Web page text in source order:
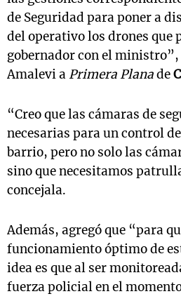
de Seguridad para poner a
del operativo los drones que
gobernador con el
Amalevi a Primera Planade
“Creo que las cámaras de
necesarias para un control
barrio, pero no solo las
sino que necesitamos
concejala.
Además, agregó que “para
funcionamiento óptimo de
idea es que al ser
fuerza policial en el